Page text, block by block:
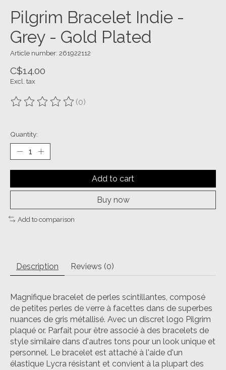
Pilgrim Bracelet Indie -
Grey - Gold Plated
Article number: 261922112
C$14.00
Excl. tax
The rating of this product is
(0)
Quantity:
Add to cart
Buy now
Add to comparison
Description Reviews (0)
Magnifique bracelet de perles scintillantes, composé
de petites perles de verre à facettes dans de superbes
nuances de gris métallisé. Avec un discret logo Pilgrim
plaqué or. Parfait pour être associé à des bracelets de
style similaire dans d'autres tons pour un look unique et
personnel. Le bracelet est attaché à l'aide d'un
élastique Lycra résistant et convient à la plupart des